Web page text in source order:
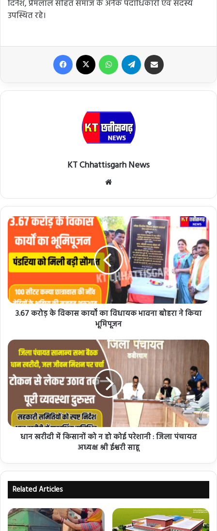
दिनेश, प्रेमलाल सहित समाज के अनेक पदाधिकारी एवं सदस्य
उपस्थित रहे।
Facebook WhatsApp Telegram
KT Chhattisgarh News
3.67 करोड़ के विकास कार्यों का विधायक भावना बोहरा ने किया
भूमिपूजन
धान खरीदी में किसानों को न हो कोई परेशानी : जिला पंचायत
अध्यक्ष श्री ईश्वरी साहू
Related Articles